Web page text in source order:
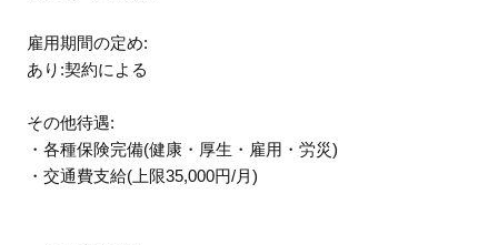
雇用期間の定め:
あり:契約による
その他待遇:
・各種保険完備(健康・厚生・雇用・労災)
・交通費支給(上限35,000円/月)